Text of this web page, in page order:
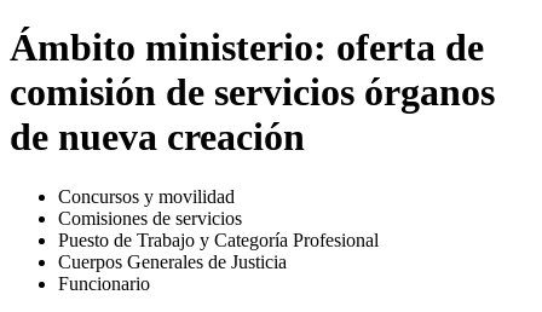
Ámbito ministerio: oferta de
comisión de servicios órganos
de nueva creación
Concursos y movilidad
Comisiones de servicios
Puesto de Trabajo y Categoría Profesional
Cuerpos Generales de Justicia
Funcionario